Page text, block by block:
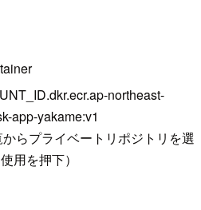
northeast-
app-yakame:v1
からプライベートリポジトリを選
用を押下）